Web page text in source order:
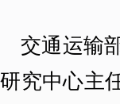
交通运输
究中心主